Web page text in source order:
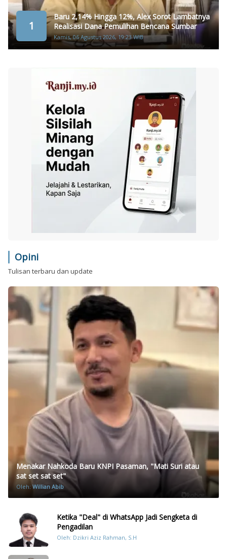
1
Baru 2,14% Hingga 12%, Alex Sorot Lambatnya
Realisasi Dana Pemulihan Bencana Sumbar
Kamis, 06 Agustus 2026, 19:23 WIB
Opini
Tulisan terbaru dan update
Menakar Nahkoda Baru KNPI Pasaman, "Mati Suri atau
sat set sat set"
Oleh:Willian Abib
Ketika "Deal" di WhatsApp Jadi Sengketa di
Pengadilan
Oleh: Dzikri Aziz Rahman, S.H